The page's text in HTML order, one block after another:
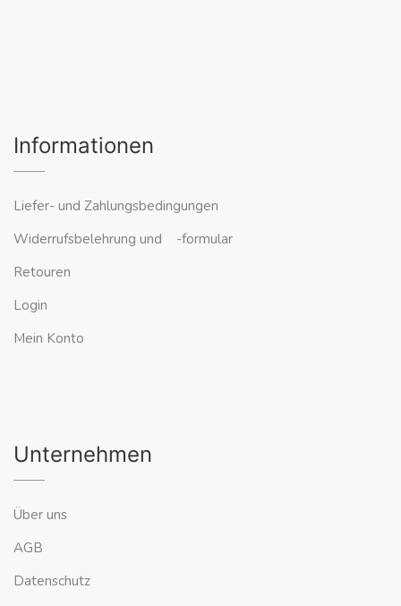
Informationen
Liefer- und Zahlungsbedingungen
Widerrufsbelehrung und -formular
Retouren
Login
Mein Konto
Unternehmen
Über uns
AGB
Datenschutz